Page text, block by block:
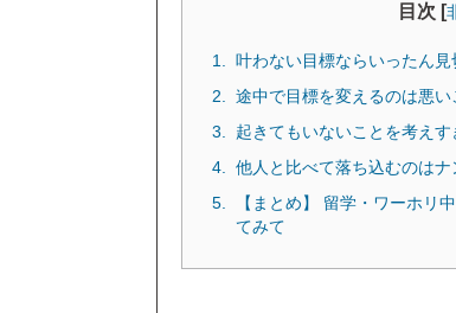
目次 [
叶わない目標ならいったん
途中で目標を変えるのは悪
起きてもいないことを考え
他人と比べて落ち込むのはナ
【まとめ】 留学・ワーホリ
てみて